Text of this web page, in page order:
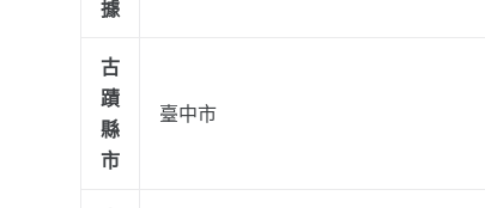
據
古
蹟
縣
市
臺中市